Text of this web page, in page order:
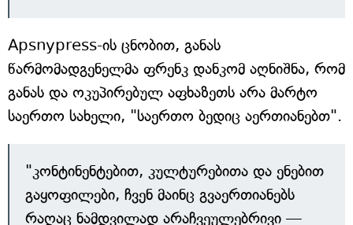
Apsnypress-ის ცნობით, განას
წარმომადგენელმა ფრენკ დანკომ აღნიშნა, რომ
განას და ოკუპირებულ აფხაზეთს არა მარტო
საერთო სახელი, "საერთო ბედიც აერთიანებთ".
"კონტინენტებით, კულტურებითა და ენებით
გაყოფილები, ჩვენ მაინც გვაერთიანებს
რაღაც ნამდვილად არაჩვეულებრივი —